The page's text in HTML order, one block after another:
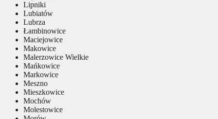
Lipniki
Lubiatów
Lubrza
Łambinowice
Maciejowice
Makowice
Malerzowice Wielkie
Mańkowice
Markowice
Meszno
Mieszkowice
Mochów
Molestowice